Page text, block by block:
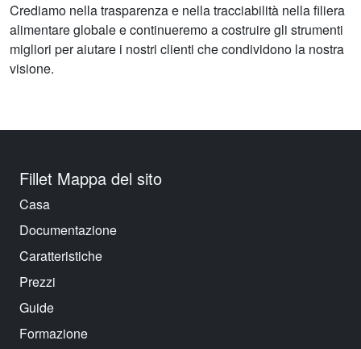
Crediamo nella trasparenza e nella tracciabilità nella filiera
alimentare globale e continueremo a costruire gli strumenti
migliori per aiutare i nostri clienti che condividono la nostra
visione.
Fillet Mappa del sito
Casa
Documentazione
Caratteristiche
Prezzi
Guide
Formazione